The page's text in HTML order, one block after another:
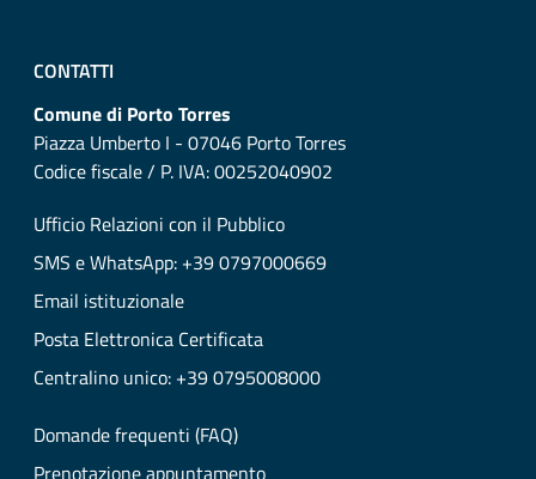
CONTATTI
Comune di Porto Torres
Piazza Umberto I - 07046 Porto Torres
Codice fiscale / P. IVA: 00252040902
Ufficio Relazioni con il Pubblico
SMS e WhatsApp: +39 0797000669
Email istituzionale
Posta Elettronica Certificata
Centralino unico: +39 0795008000
Domande frequenti (FAQ)
Prenotazione appuntamento